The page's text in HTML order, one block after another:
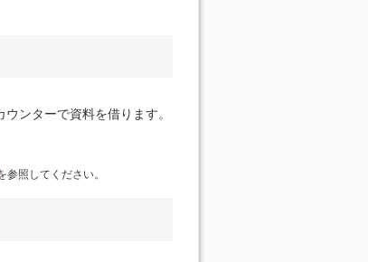
ンターで資料を借ります。
参照してください。